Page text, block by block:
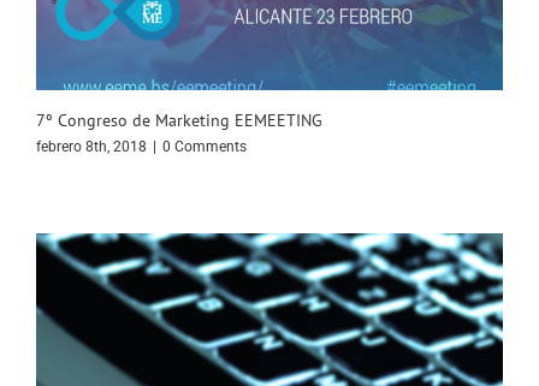
7º Congreso de Marketing EEMEETING
febrero 8th, 2018 | 0 Comments